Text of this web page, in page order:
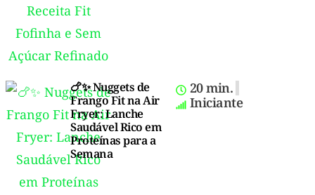
🍗✨ Nuggets de
Frango Fit na Air
Fryer: Lanche
Saudável Rico em
Proteínas para a
Semana
20 min.
Iniciante